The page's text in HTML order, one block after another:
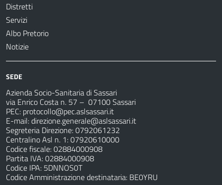
Distretti
Servizi
Albo Pretorio
Notizie
SEDE
Azienda Socio-Sanitaria di Sassari
via Enrico Costa n. 57 – 07100 Sassari
PEC: protocollo@pec.aslsassari.it
E-mail:direzione.generale@aslsassari.it
Segreteria Direzione: 0792061232
Centralino Asl n. 1: 07920610000
Codice fiscale: 02884000908
Partita IVA: 02884000908
Codice IPA: 5DNNOS0T
Codice Amministrazione destinataria: BE0YRU